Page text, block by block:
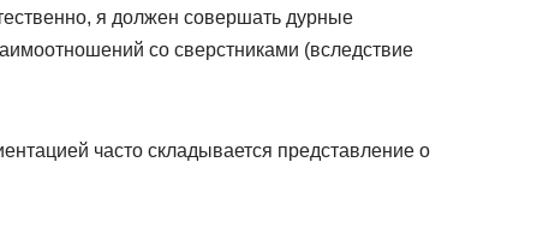
я должен совершать дурные
со сверстниками (вследствие
часто складывается представление о